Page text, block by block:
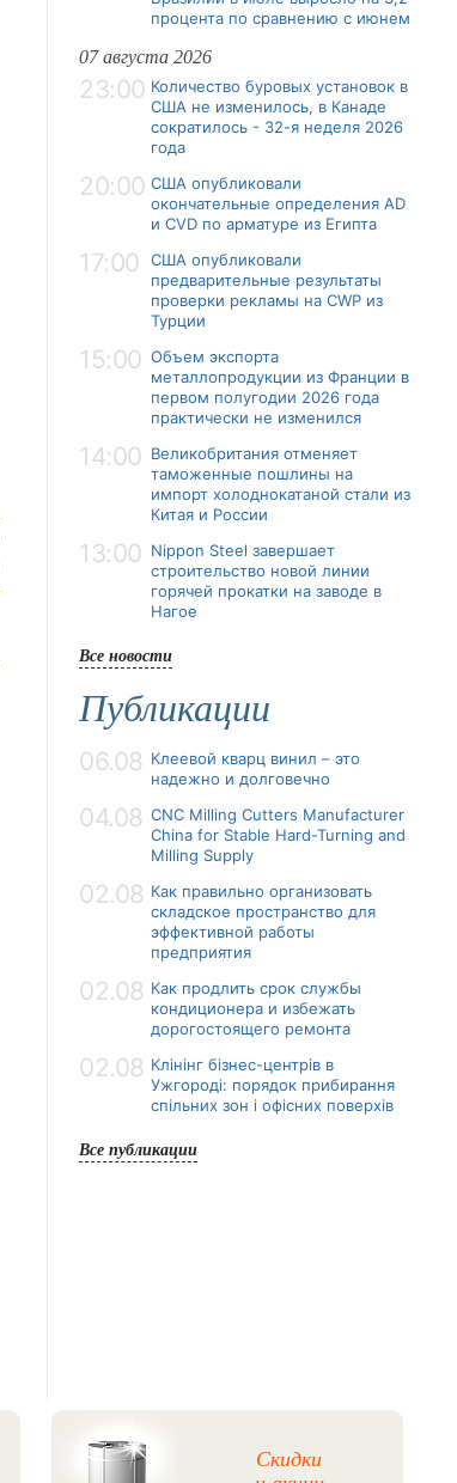
процента по сравнению с июнем
07 августа 2026
23:00 Количество буровых установок в
США не изменилось, в Канаде
сократилось - 32-я неделя 2026
года
20:00 США опубликовали
окончательные определения AD
и CVD по арматуре из Египта
17:00
США опубликовали
предварительные результаты
проверки рекламы на CWP из
Турции
15:00 Объем экспорта
металлопродукции из Франции в
первом полугодии 2026 года
практически не изменился
14:00 Великобритания отменяет
таможенные пошлины на
импорт холоднокатаной стали из
Китая и России
13:00 Nippon Steel завершает
строительство новой линии
горячей прокатки на заводе в
Нагое
Все новости
Публикации
06.08 Клеевой кварц винил – это
надежно и долговечно
04.08 CNC Milling Cutters Manufacturer
China for Stable Hard-Turning and
Milling Supply
02.08 Как правильно организовать
складское пространство для
эффективной работы
предприятия
02.08 Как продлить срок службы
кондиционера и избежать
дорогостоящего ремонта
02.08 Клінінг бізнес-центрів в
Ужгороді: порядок прибирання
спільних зон і офісних поверхів
Все публикации
Скидки